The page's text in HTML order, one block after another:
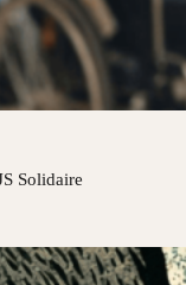
Solidaire